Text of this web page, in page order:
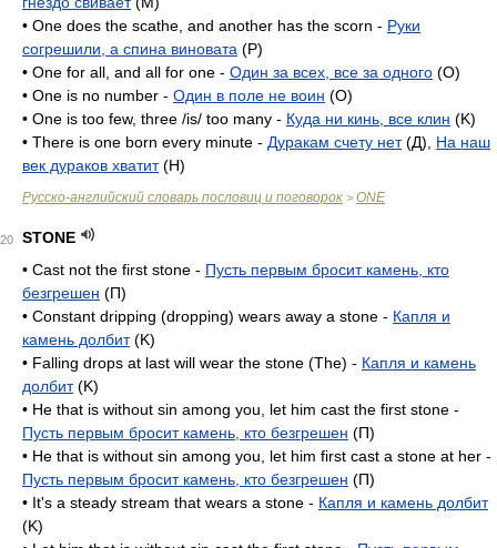
• One does the scathe, and another has the scorn - Руки
согрешили, а спина виновата (P)
• One for all, and all for one - Один за всех, все за одного (O)
• One is no number - Один в поле не воин (O)
• One is too few, three /is/ too many - Куда ни кинь, все клин (K)
• There is one born every minute - Дуракам счету нет(Д), На наш
век дураков хватит(H)
Русско-английский словарь пословиц и поговорок > ONE
20
STONE
• Cast not the first stone - Пусть первым бросит камень, кто
безгрешен (П)
• Constant dripping (dropping) wears away a stone - Капля и
камень долбит(K)
• Falling drops at last will wear the stone (The) - Капля и камень
долбит(K)
• He that is without sin among you, let him cast the first stone -
Пусть первым бросит камень, кто безгрешен (П)
• He that is without sin among you, let him first cast a stone at her -
Пусть первым бросит камень, кто безгрешен (П)
• It's a steady stream that wears a stone - Капля и камень долбит
(K)